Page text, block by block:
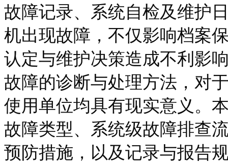
故障记录、系统自检及维护
机出现故障，不仅影响档案
认定与维护决策造成不利影
故障的诊断与处理方法，对
使用单位均具有现实意义。
故障类型、系统级故障排查
预防措施，以及记录与报告